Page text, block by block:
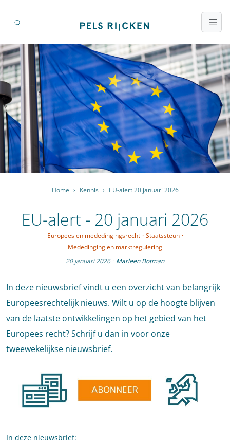
Home › Kennis › EU-alert 20 januari 2026
EU-alert - 20 januari 2026
Europees en mededingingsrecht · Staatssteun ·
Mededinging en marktregulering
20 januari 2026 · Marleen Botman
In deze nieuwsbrief vindt u een overzicht van belangrijk
Europeesrechtelijk nieuws. Wilt u op de hoogte blijven
van de laatste ontwikkelingen op het gebied van het
Europees recht? Schrijf u dan in voor onze
tweewekelijkse nieuwsbrief.
In deze nieuwsbrief: